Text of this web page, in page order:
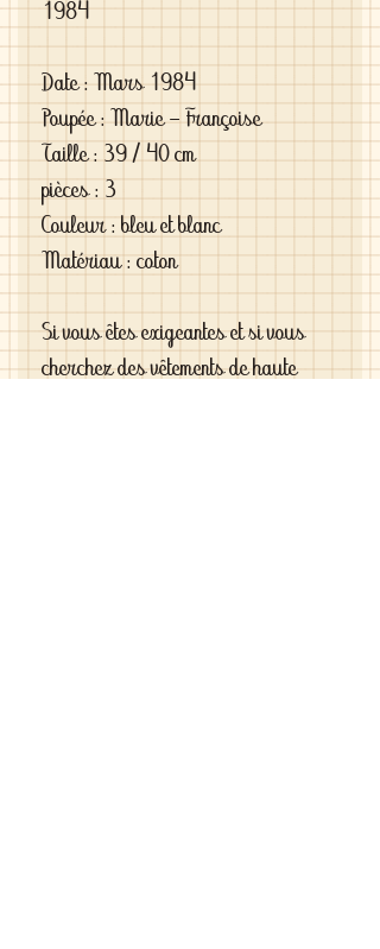
1984
Date : Mars 1984
Poupée : Marie - Françoise
Taille : 39 / 40 cm
pièces : 3
Couleur : bleu et blanc
Matériau : coton
Si vous êtes exigeantes et si vous
cherchez des vêtements de haute